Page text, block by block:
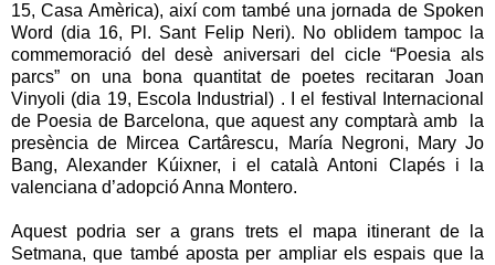
15, Casa Amèrica), així com també una jornada de Spoken
Word (dia 16, Pl. Sant Felip Neri). No oblidem tampoc la
commemoració del desè aniversari del cicle “Poesia als
parcs” on una bona quantitat de poetes recitaran Joan
Vinyoli (dia 19, Escola Industrial) . I el festival Internacional
de Poesia de Barcelona, que aquest any comptarà amb la
presència de Mircea Cartârescu, María Negroni, Mary Jo
Bang, Alexander Kúixner, i el català Antoni Clapés i la
valenciana d’adopció Anna Montero.
Aquest podria ser a grans trets el mapa itinerant de la
Setmana, que també aposta per ampliar els espais que la